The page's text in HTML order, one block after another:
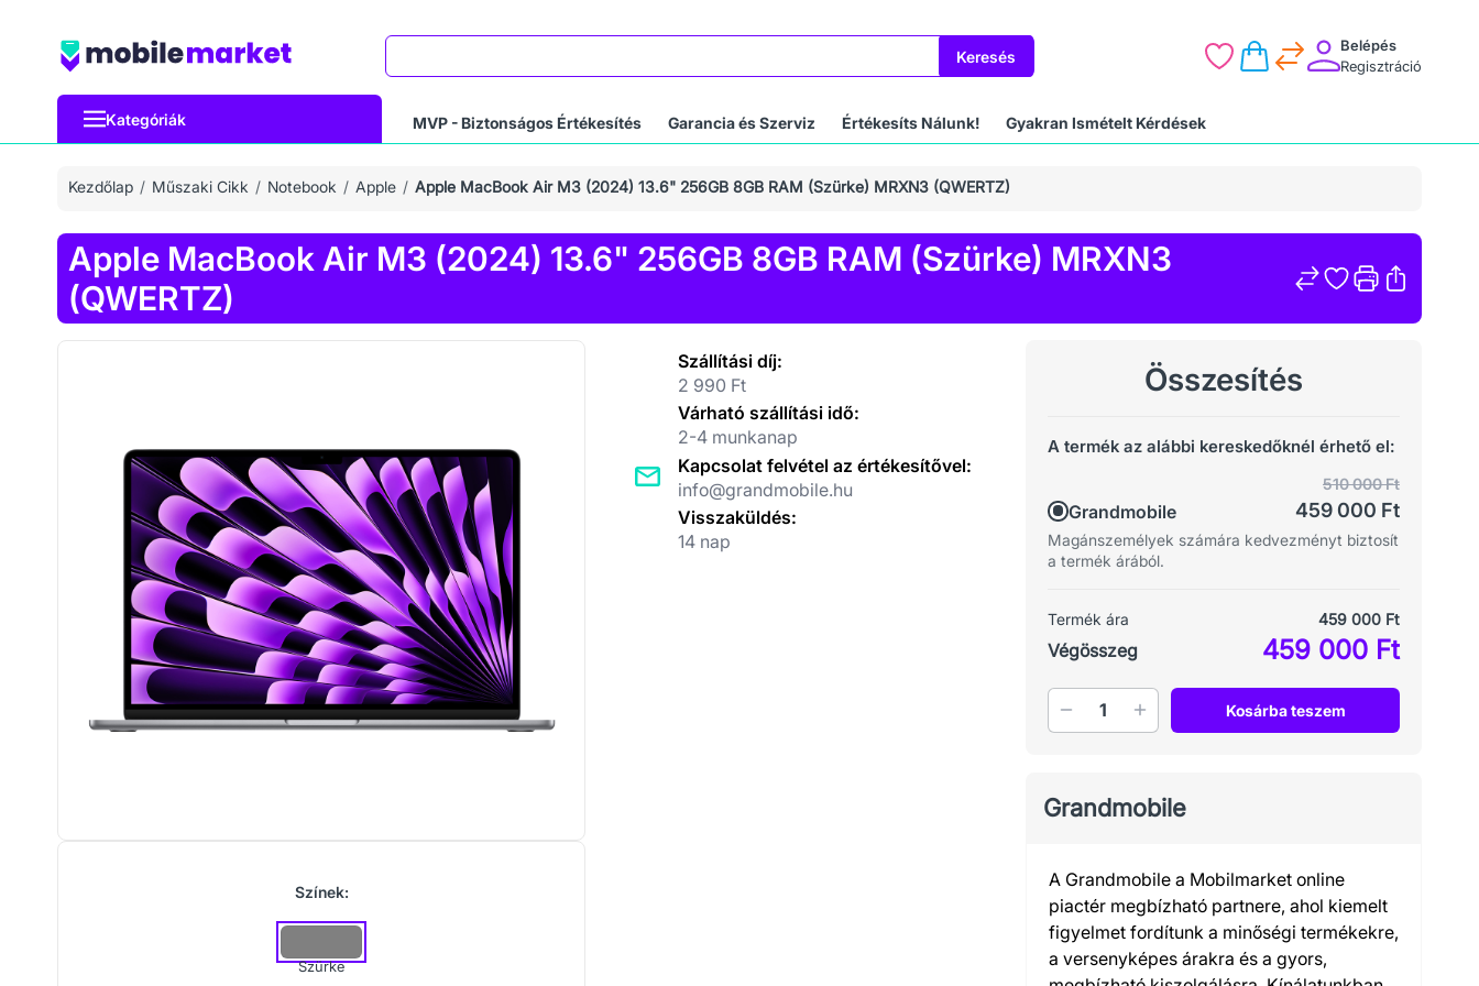
Keresés
Belépés
Regisztráció
Kategóriák MVP - Biztonságos Értékesítés Garancia és Szerviz Értékesíts Nálunk! Gyakran Ismételt Kérdések
Kezdőlap Műszaki Cikk Notebook Apple Apple MacBook Air M3 (2024) 13.6" 256GB 8GB RAM (Szürke) MRXN3 (QWERTZ)
Apple MacBook Air M3 (2024) 13.6" 256GB 8GB RAM (Szürke) MRXN3
(QWERTZ)
Színek:
Szürke
Szállítási díj:
2 990 Ft
Várható szállítási idő:
2-4 munkanap
Kapcsolat felvétel az értékesítővel:
info@grandmobile.hu
Visszaküldés:
14 nap
Összesítés
A termék az alábbi kereskedőknél érhető el:
Grandmobile
510 000 Ft
459 000 Ft
Magánszemélyek számára kedvezményt biztosít
a termék árából.
Termék ára 459 000 Ft
Végösszeg 459 000 Ft
Mennyiség Kosárba teszem
Grandmobile
A Grandmobile a Mobilmarket online
piactér megbízható partnere, ahol kiemelt
figyelmet fordítunk a minőségi termékekre,
a versenyképes árakra és a gyors,